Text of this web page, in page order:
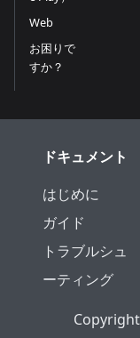
Web
お困りで
すか？
ドキュメント
はじめに
ガイド
トラブルシュ
ーティング